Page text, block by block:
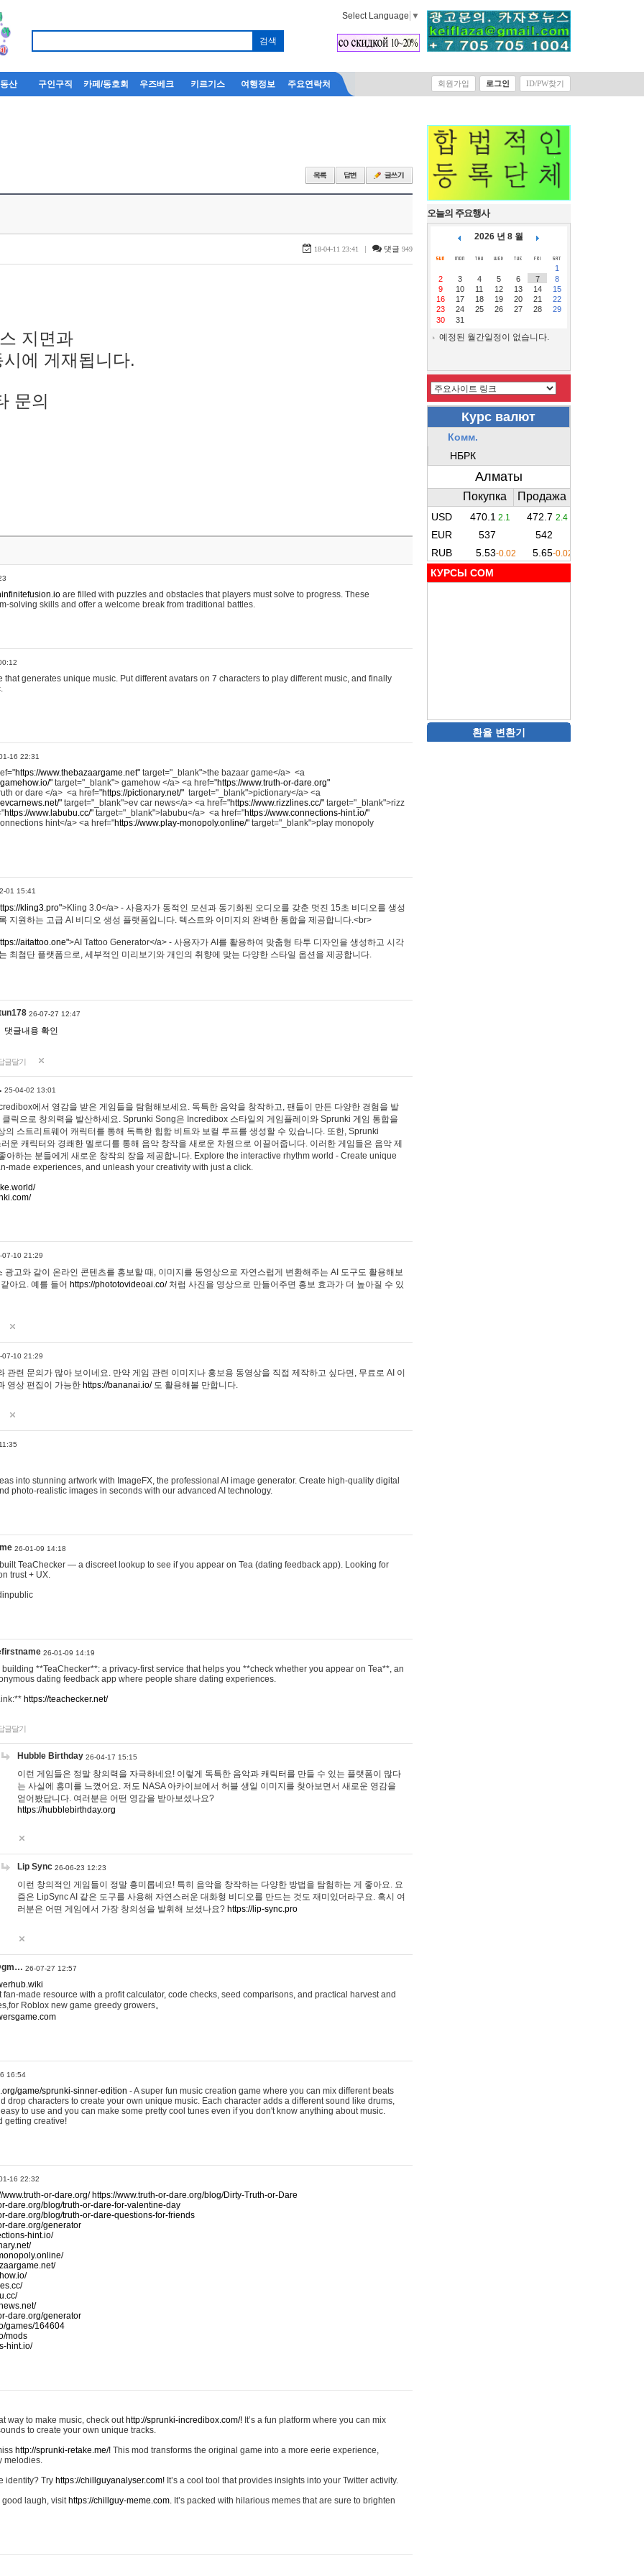
Select Language ▼
산 구인구직 카페/동호회 우즈베크 키르기스 여행정보 주요연락처 회원가입 로그인 ID/PW찾기
18-04-11 23:41 | 댓글 949
지면과
에 게재됩니다.
문의
are filled with puzzles and obstacles that players must solve to progress. These
solving skills and offer a welcome break from traditional battles.
that generates unique music. Put different avatars on 7 characters to play different music, and finally
16 22:31
https://www.thebazaargame.net" target="_blank">the bazaar game</a> <a
" target="_blank"> gamehow </a> <a href="https://www.truth-or-dare.org"
or dare </a> <a href="https://pictionary.net/" target="_blank">pictionary</a> <a
" target="_blank">ev car news</a> <a href="https://www.rizzlines.cc/" target="_blank">rizz
https://www.labubu.cc/" target="_blank">labubu</a> <a href="https://www.connections-hint.io/"
hint</a> <a href="https://www.play-monopoly.online/" target="_blank">play monopoly
01 15:41
kling3.pro">Kling 3.0</a> - 사용자가 동적인 모션과 동기화된 오디오를 갖춘 멋진 15초 비디오를 생성
지원하는 고급 AI 비디오 생성 플랫폼입니다. 텍스트와 이미지의 완벽한 통합을 제공합니다.<br>
aitattoo.one">AI Tattoo Generator</a> - 사용자가 AI를 활용하여 맞춤형 타투 디자인을 생성하고 시각
최첨단 플랫폼으로, 세부적인 미리보기와 개인의 취향에 맞는 다양한 스타일 옵션을 제공합니다.
26-07-27 12:47
댓글내용 확인
글달기
25-04-02 13:01
에서 영감을 받은 게임들을 탐험해보세요. 독특한 음악을 창작하고, 팬들이 만든 다양한 경험을 발
클릭으로 창의력을 발산하세요. Sprunki Song은 Incredibox 스타일의 게임플레이와 Sprunki 게임 통합을
의 스트리트웨어 캐릭터를 통해 독특한 힙합 비트와 보컬 루프를 생성할 수 있습니다. 또한, Sprunki
운 캐릭터와 경쾌한 멜로디를 통해 음악 창작을 새로운 차원으로 이끌어줍니다. 이러한 게임들은 음악 제
아하는 분들에게 새로운 창작의 장을 제공합니다. Explore the interactive rhythm world - Create unique
made experiences, and unleash your creativity with just a click.
07-10 21:29
광고와 같이 온라인 콘텐츠를 홍보할 때, 이미지를 동영상으로 자연스럽게 변환해주는 AI 도구도 활용해보
아요. 예를 들어 https://phototovideoai.co/처럼 사진을 영상으로 만들어주면 홍보 효과가 더 높아질 수 있
07-10 21:29
관련 문의가 많아 보이네요. 만약 게임 관련 이미지나 홍보용 동영상을 직접 제작하고 싶다면, 무료로 AI 이
영상 편집이 가능한 https://bananai.io/도 활용해볼 만합니다.
into stunning artwork with ImageFX, the professional AI image generator. Create high-quality digital
photo-realistic images in seconds with our advanced AI technology.
26-01-09 14:18
TeaChecker — a discreet lookup to see if you appear on Tea (dating feedback app). Looking for
trust + UX.
26-01-09 14:19
building **TeaChecker**: a privacy-first service that helps you **check whether you appear on Tea**, an
dating feedback app where people share dating experiences.
https://teachecker.net/
글달기
Hubble Birthday 26-04-17 15:15
이런 게임들은 정말 창의력을 자극하네요! 이렇게 독특한 음악과 캐릭터를 만들 수 있는 플랫폼이 많다
는 사실에 흥미를 느꼈어요. 저도 NASA 아카이브에서 허블 생일 이미지를 찾아보면서 새로운 영감을
얻어봤답니다. 여러분은 어떤 영감을 받아보셨나요?
https://hubblebirthday.org
Lip Sync 26-06-23 12:23
이런 창의적인 게임들이 정말 흥미롭네요! 특히 음악을 창작하는 다양한 방법을 탐험하는 게 좋아요. 요
즘은 LipSync AI 같은 도구를 사용해 자연스러운 대화형 비디오를 만드는 것도 재미있더라구요. 혹시 여
러분은 어떤 게임에서 가장 창의성을 발휘해 보셨나요? https://lip-sync.pro
26-07-27 12:57
made resource with a profit calculator, code checks, seed comparisons, and practical harvest and
Roblox new game greedy growers。
16:54
game/sprunki-sinner-edition - A super fun music creation game where you can mix different beats
drop characters to create your own unique music. Each character adds a different sound like drums,
to use and you can make some pretty cool tunes even if you don't know anything about music.
getting creative!
16 22:32
www.truth-or-dare.org/ https://www.truth-or-dare.org/blog/Dirty-Truth-or-Dare
dare.org/blog/truth-or-dare-for-valentine-day
dare.org/blog/truth-or-dare-questions-for-friends
dare.org/generator
hint.io/
dare.org/generator
games/164604
mods
hint.io/
way to make music, check out http://sprunki-incredibox.com/! It’s a fun platform where you can mix
to create your own unique tracks.
http://sprunki-retake.me/! This mod transforms the original game into a more eerie experience,
melodies.
identity? Try https://chillguyanalyser.com! It’s a cool tool that provides insights into your Twitter activity.
good laugh, visit https://chillguy-meme.com. It’s packed with hilarious memes that are sure to brighten
오늘의 주요행사
2026 년 8 월
1
2
3 4 5 6 7
8
9
10 11 12 13 14
15
16
17 18 19 20 21
22
23
24 25 26 27 28
29
30
31
예정된 월간일정이 없습니다.
КУРСЫ COM
환율 변환기